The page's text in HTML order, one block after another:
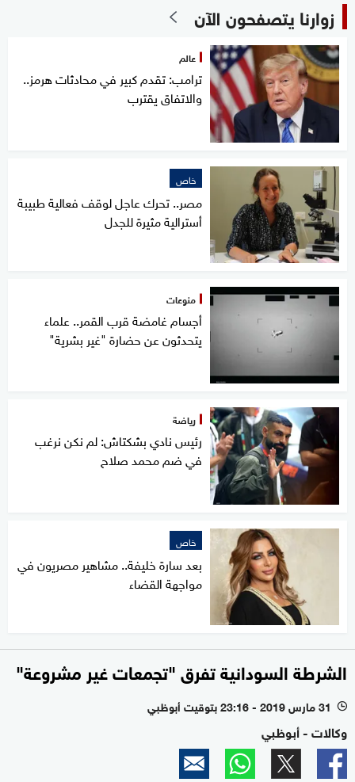
زوارنا يتصفحون الآن
عالم
ترامب: تقدم كبير في محادثات هرمز..
والاتفاق يقترب
خاص
مصر.. تحرك عاجل لوقف فعالية طبيبة
أسترالية مثيرة للجدل
منوعات
أجسام غامضة قرب القمر.. علماء
يتحدثون عن حضارة "غير بشرية"
رياضة
رئيس نادي بشكتاش: لم نكن نرغب
في ضم محمد صلاح
خاص
بعد سارة خليفة.. مشاهير مصريون في
مواجهة القضاء
الشرطة السودانية تفرق "تجمعات غير مشروعة"
l 31 مارس 2019 - 23:16 بتوقيت أبوظبي
وكالات - أبوظبي